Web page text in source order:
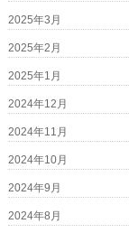
2025年3月
2025年2月
2025年1月
2024年12月
2024年11月
2024年10月
2024年9月
2024年8月